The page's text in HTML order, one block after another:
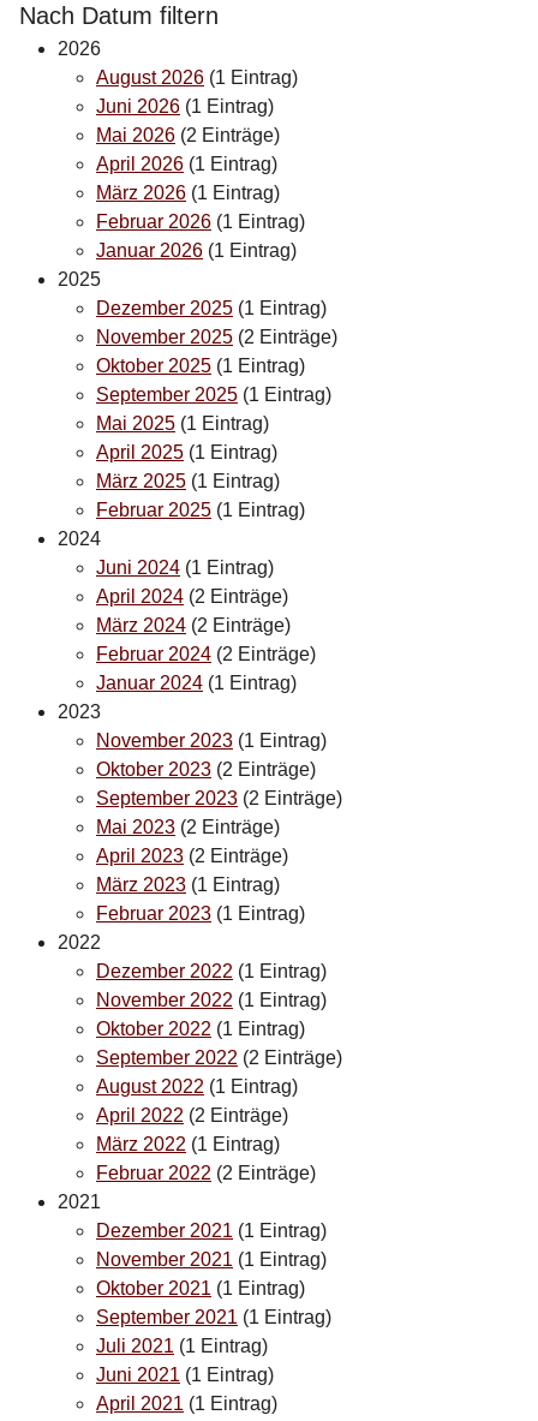
Nach Datum filtern
2026
August 2026 (1 Eintrag)
Juni 2026 (1 Eintrag)
Mai 2026 (2 Einträge)
April 2026 (1 Eintrag)
März 2026 (1 Eintrag)
Februar 2026 (1 Eintrag)
Januar 2026 (1 Eintrag)
2025
Dezember 2025 (1 Eintrag)
November 2025 (2 Einträge)
Oktober 2025 (1 Eintrag)
September 2025 (1 Eintrag)
Mai 2025 (1 Eintrag)
April 2025 (1 Eintrag)
März 2025 (1 Eintrag)
Februar 2025 (1 Eintrag)
2024
Juni 2024 (1 Eintrag)
April 2024 (2 Einträge)
März 2024 (2 Einträge)
Februar 2024 (2 Einträge)
Januar 2024 (1 Eintrag)
2023
November 2023 (1 Eintrag)
Oktober 2023 (2 Einträge)
September 2023 (2 Einträge)
Mai 2023 (2 Einträge)
April 2023 (2 Einträge)
März 2023 (1 Eintrag)
Februar 2023 (1 Eintrag)
2022
Dezember 2022 (1 Eintrag)
November 2022 (1 Eintrag)
Oktober 2022 (1 Eintrag)
September 2022 (2 Einträge)
August 2022 (1 Eintrag)
April 2022 (2 Einträge)
März 2022 (1 Eintrag)
Februar 2022 (2 Einträge)
2021
Dezember 2021 (1 Eintrag)
November 2021 (1 Eintrag)
Oktober 2021 (1 Eintrag)
September 2021 (1 Eintrag)
Juli 2021 (1 Eintrag)
Juni 2021 (1 Eintrag)
April 2021 (1 Eintrag)